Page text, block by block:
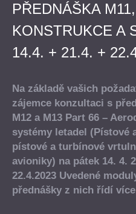
PŘEDNÁŠKA
KONSTRUKCE A
14.4. + 21.4. +
Na základě vašich
zájemce konzultaci s
M12 a M13 Part 66 –
systémy letadel (Pístové
pístové a turbínové
avioniky) na pátek 14. 4.
22.4.2023 Uvedené
přednášky z nich řídí